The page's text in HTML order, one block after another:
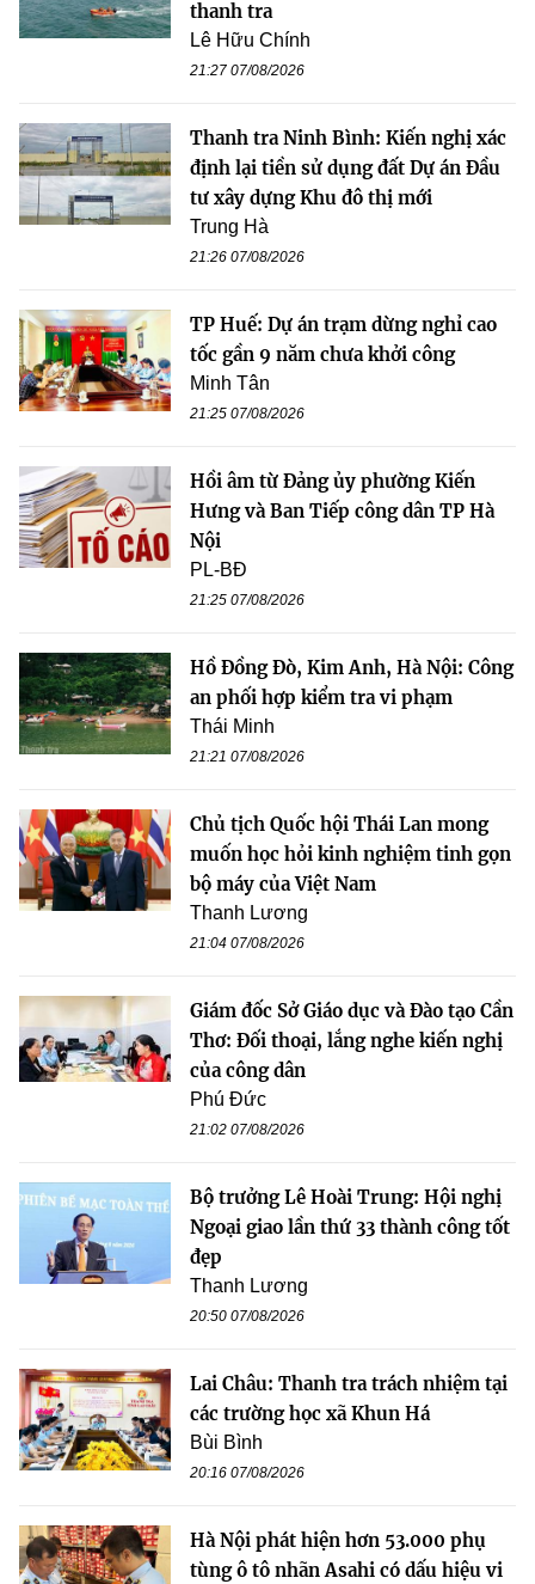
thanh tra
Lê Hữu Chính
21:27 07/08/2026
Thanh tra Ninh Bình: Kiến nghị xác
định lại tiền sử dụng đất Dự án Đầu
tư xây dựng Khu đô thị mới
Trung Hà
21:26 07/08/2026
TP Huế: Dự án trạm dừng nghỉ cao
tốc gần 9 năm chưa khởi công
Minh Tân
21:25 07/08/2026
Hồi âm từ Đảng ủy phường Kiến
Hưng và Ban Tiếp công dân TP Hà
Nội
PL-BĐ
21:25 07/08/2026
Hồ Đồng Đò, Kim Anh, Hà Nội: Công
an phối hợp kiểm tra vi phạm
Thái Minh
21:21 07/08/2026
Chủ tịch Quốc hội Thái Lan mong
muốn học hỏi kinh nghiệm tinh gọn
bộ máy của Việt Nam
Thanh Lương
21:04 07/08/2026
Giám đốc Sở Giáo dục và Đào tạo Cần
Thơ: Đối thoại, lắng nghe kiến nghị
của công dân
Phú Đức
21:02 07/08/2026
Bộ trưởng Lê Hoài Trung: Hội nghị
Ngoại giao lần thứ 33 thành công tốt
đẹp
Thanh Lương
20:50 07/08/2026
Lai Châu: Thanh tra trách nhiệm tại
các trường học xã Khun Há
Bùi Bình
20:16 07/08/2026
Hà Nội phát hiện hơn 53.000 phụ
tùng ô tô nhãn Asahi có dấu hiệu vi